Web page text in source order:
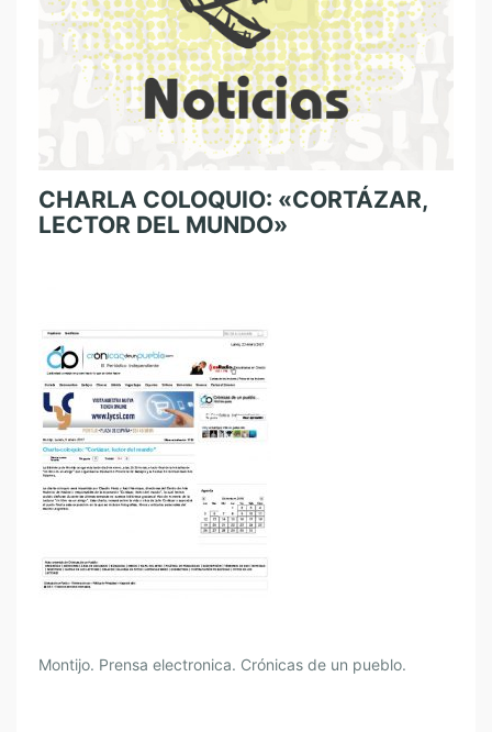
CHARLA COLOQUIO: «CORTÁZAR,
LECTOR DEL MUNDO»
Montijo. Prensa electronica. Crónicas de un pueblo.